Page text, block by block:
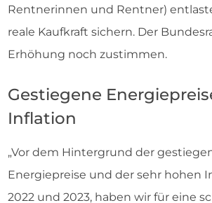
Rentnerinnen und Rentner)
reale Kaufkraft sichern. Der
Erhöhung noch zustimmen.
Gestiegene
Inflation
„Vor dem Hintergrund der
Energiepreise und der sehr hohen
2022 und 2023, haben wir für eine